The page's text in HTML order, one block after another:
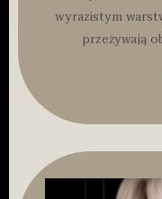
wyrazistym
przeżywają